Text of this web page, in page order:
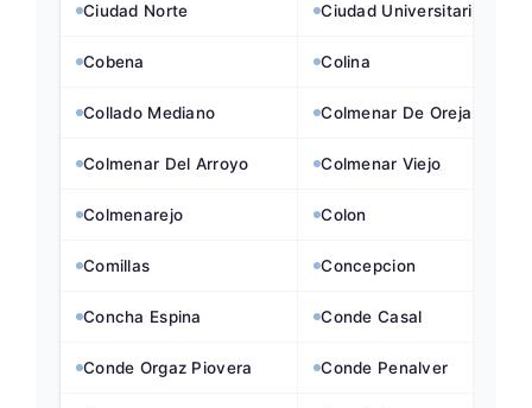
Ciudad Norte Ciudad Universitaria
Cobena Colina
Collado Mediano Colmenar De Oreja
Colmenar Del Arroyo Colmenar Viejo
Colmenarejo Colon
Comillas Concepcion
Concha Espina Conde Casal
Conde Orgaz Piovera Conde Penalver